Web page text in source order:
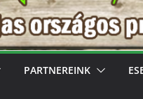
PARTNEREINK